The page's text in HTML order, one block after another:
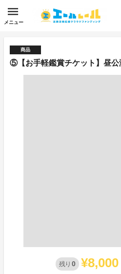
メニュー
商品
⑤【お手軽鑑賞チケット】昼公
残り 0 ¥8,000